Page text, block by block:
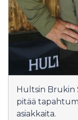
Hultsin Brukin
pitää
asiakkaita.